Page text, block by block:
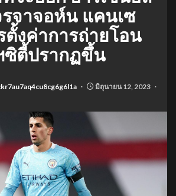
รจาจอห์น แคนเซ
ตั้งค่าการถ่ายโอน
ตี้ปรากฏขึ้น
มิถุนายน 12, 2023